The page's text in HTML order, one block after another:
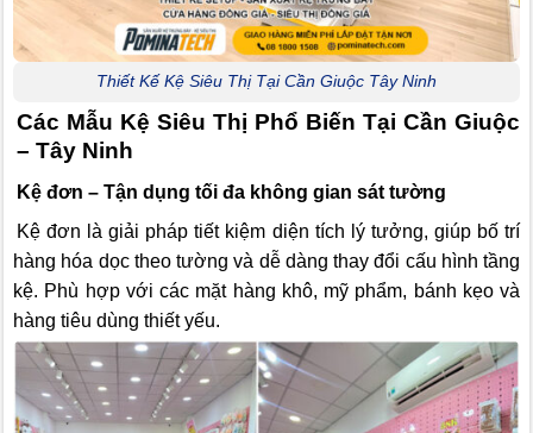
Thiết Kế Kệ Siêu Thị Tại Cần Giuộc Tây Ninh
Các Mẫu Kệ Siêu Thị Phổ Biến Tại Cần Giuộc
– Tây Ninh
Kệ đơn – Tận dụng tối đa không gian sát tường
Kệ đơn là giải pháp tiết kiệm diện tích lý tưởng, giúp bố trí
hàng hóa dọc theo tường và dễ dàng thay đổi cấu hình tầng
kệ. Phù hợp với các mặt hàng khô, mỹ phẩm, bánh kẹo và
hàng tiêu dùng thiết yếu.